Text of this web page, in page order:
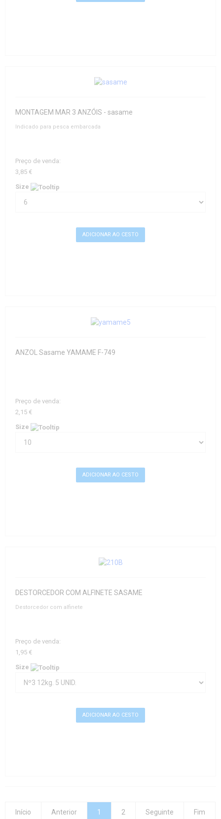
MONTAGEM MAR 3 ANZÓIS - sasame
Indicado para pesca embarcada
Preço de venda:
3,85 €
Size
ANZOL Sasame YAMAME F-749
Preço de venda:
2,15 €
Size
DESTORCEDOR COM ALFINETE SASAME
Destorcedor com alfinete
Preço de venda:
1,95 €
Size
Início Anterior 1 2 Seguinte Fim